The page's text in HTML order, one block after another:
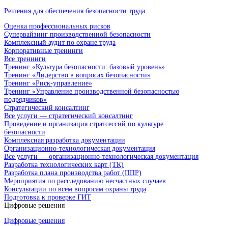
Решения для обеспечения безопасности труда
Оценка профессиональных рисков
Супервайзинг производственной безопасности
Комплексный аудит по охране труда
Корпоративные тренинги
Все тренинги
Тренинг «Культура безопасности: базовый уровень»
Тренинг «Лидерство в вопросах безопасности»
Тренинг «Риск-управление»
Тренинг «Управление производственной безопасностью
подрядчиков»
Стратегический консалтинг
Все услуги — стратегический консалтинг
Проведение и организация стратсессий по культуре
безопасности
Комплексная разработка документации
Организационно-технологическая документация
Все услуги — организационно-технологическая документация
Разработка технологических карт (ТК)
Разработка плана производства работ (ППР)
Мероприятия по расследованию несчастных случаев
Консультации по всем вопросам охраны труда
Подготовка к проверке ГИТ
Цифровые решения
Цифровые решения